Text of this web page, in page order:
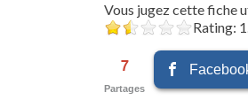
Vous jugez cette fiche
Rating:
7
Partages